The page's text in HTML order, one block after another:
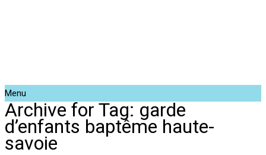
Menu
Archive for Tag: garde
d’enfants baptême haute-
savoie